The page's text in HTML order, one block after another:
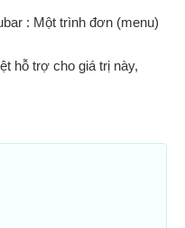
: Một trình đơn (menu)
hỗ trợ cho giá trị này,